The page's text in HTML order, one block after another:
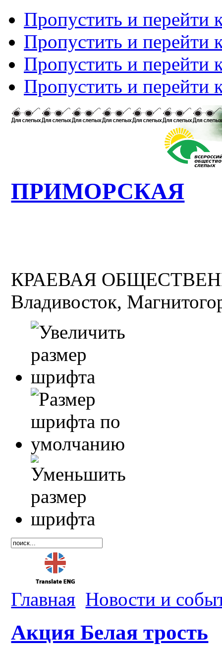
Пропустить и перейти
Пропустить и перейти
Пропустить и перейти
Пропустить и перейти
ПРИМОРСКАЯ
КРАЕВАЯ
Владивосток,
Главная Новости и
Акция Белая трость